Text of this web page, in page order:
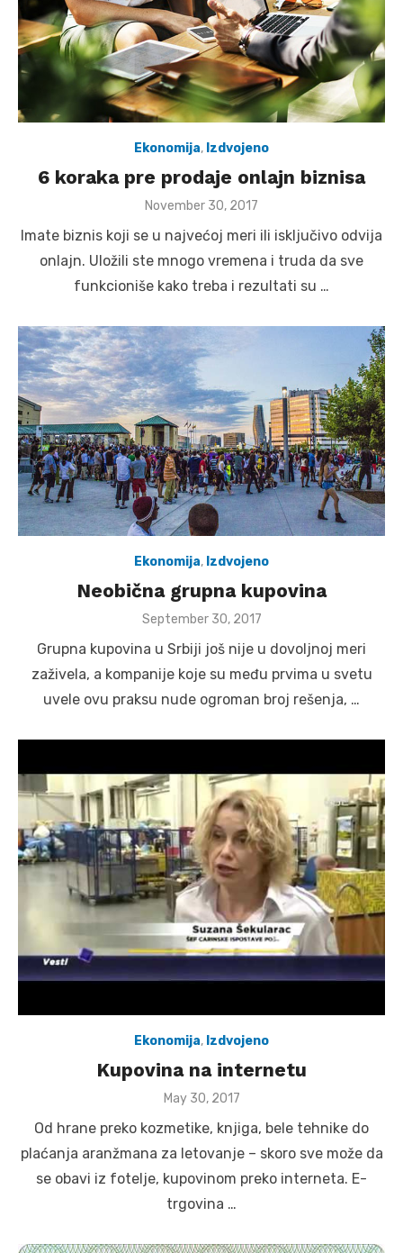
Ekonomija, Izdvojeno
6 koraka pre prodaje onlajn biznisa
Posted
November 30, 2017
Imate biznis koji se u najvećoj meri ili isključivo odvija
onlajn. Uložili ste mnogo vremena i truda da sve
funkcioniše kako treba i rezultati su …
Ekonomija, Izdvojeno
Neobična grupna kupovina
Posted
September 30, 2017
Grupna kupovina u Srbiji još nije u dovoljnoj meri
zaživela, a kompanije koje su među prvima u svetu
uvele ovu praksu nude ogroman broj rešenja, …
Ekonomija, Izdvojeno
Kupovina na internetu
Posted
May 30, 2017
Od hrane preko kozmetike, knjiga, bele tehnike do
plaćanja aranžmana za letovanje – skoro sve može da
se obavi iz fotelje, kupovinom preko interneta. E-
trgovina …